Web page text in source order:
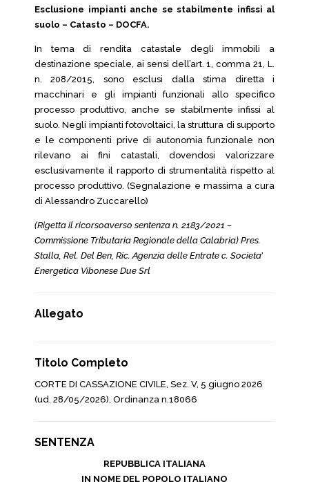
Esclusione impianti anche se stabilmente infissi al
suolo – Catasto – DOCFA.
In tema di rendita catastale degli immobili a
destinazione speciale, ai sensi dell’art. 1, comma 21, L.
n. 208/2015, sono esclusi dalla stima diretta i
macchinari e gli impianti funzionali allo specifico
processo produttivo, anche se stabilmente infissi al
suolo. Negli impianti fotovoltaici, la struttura di supporto
e le componenti prive di autonomia funzionale non
rilevano ai fini catastali, dovendosi valorizzare
esclusivamente il rapporto di strumentalità rispetto al
processo produttivo. (Segnalazione e massima a cura
di Alessandro Zuccarello)
(Rigetta il ricorsoaverso sentenza n. 2183/2021 –
Commissione Tributaria Regionale della Calabria) Pres.
Stalla, Rel. Del Ben, Ric. Agenzia delle Entrate c. Societa’
Energetica Vibonese Due Srl
Allegato
Titolo Completo
CORTE DI CASSAZIONE CIVILE, Sez. V, 5 giugno 2026
(ud. 28/05/2026), Ordinanza n.18066
SENTENZA
REPUBBLICA ITALIANA
IN NOME DEL POPOLO ITALIANO